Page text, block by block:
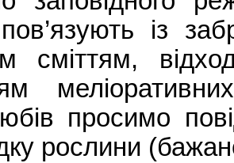
із
сміттям,
просимо
рослини